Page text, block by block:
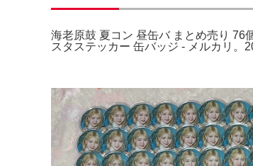
海老原鼓 夏コン 昼缶バ まとめ売り 76
スタステッカー 缶バッジ - メルカリ。